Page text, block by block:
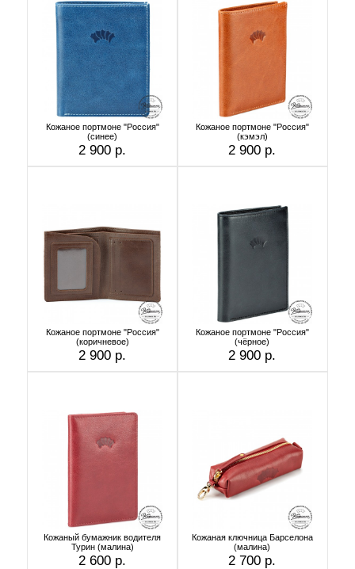
Кожаное портмоне "Россия"
(синее)
2 900 р.
Кожаное портмоне "Россия"
(кэмэл)
2 900 р.
Кожаное портмоне "Россия"
(коричневое)
2 900 р.
Кожаное портмоне "Россия"
(чёрное)
2 900 р.
Кожаный бумажник водителя
Турин (малина)
2 600 р.
Кожаная ключница Барселона
(малина)
2 700 р.